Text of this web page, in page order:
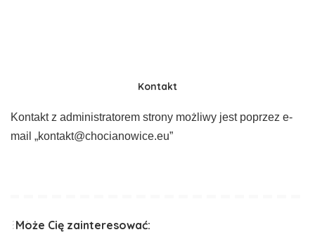
Kontakt
Kontakt z administratorem strony możliwy jest poprzez e-
mail „kontakt@chocianowice.eu”
Może Cię zainteresować: